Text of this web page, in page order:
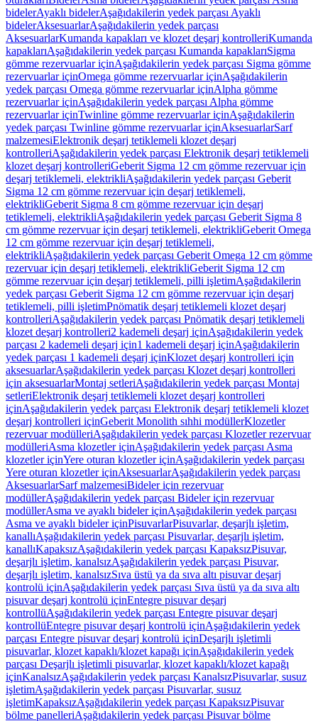
bidelerAyaklı bidelerAşağıdakilerin yedek parçası Ayaklı
bidelerAksesuarlarAşağıdakilerin yedek parçası
AksesuarlarKumanda kapakları ve klozet deşarj kontrolleriKumanda
kapaklarıAşağıdakilerin yedek parçası Kumanda kapaklarıSigma
gömme rezervuarlar içinAşağıdakilerin yedek parçası Sigma gömme
rezervuarlar içinOmega gömme rezervuarlar içinAşağıdakilerin
yedek parçası Omega gömme rezervuarlar içinAlpha gömme
rezervuarlar içinAşağıdakilerin yedek parçası Alpha gömme
rezervuarlar içinTwinline gömme rezervuarlar içinAşağıdakilerin
yedek parçası Twinline gömme rezervuarlar içinAksesuarlarSarf
malzemesiElektronik deşarj tetiklemeli klozet deşarj
kontrolleriAşağıdakilerin yedek parçası Elektronik deşarj tetiklemeli
klozet deşarj kontrolleriGeberit Sigma 12 cm gömme rezervuar için
deşarj tetiklemeli, elektrikliAşağıdakilerin yedek parçası Geberit
Sigma 12 cm gömme rezervuar için deşarj tetiklemeli,
elektrikliGeberit Sigma 8 cm gömme rezervuar için deşarj
tetiklemeli, elektrikliAşağıdakilerin yedek parçası Geberit Sigma 8
cm gömme rezervuar için deşarj tetiklemeli, elektrikliGeberit Omega
12 cm gömme rezervuar için deşarj tetiklemeli,
elektrikliAşağıdakilerin yedek parçası Geberit Omega 12 cm gömme
rezervuar için deşarj tetiklemeli, elektrikliGeberit Sigma 12 cm
gömme rezervuar için deşarj tetiklemeli, pilli işletimAşağıdakilerin
yedek parçası Geberit Sigma 12 cm gömme rezervuar için deşarj
tetiklemeli, pilli işletimPnömatik deşarj tetiklemeli klozet deşarj
kontrolleriAşağıdakilerin yedek parçası Pnömatik deşarj tetiklemeli
klozet deşarj kontrolleri2 kademeli deşarj içinAşağıdakilerin yedek
parçası 2 kademeli deşarj için1 kademeli deşarj içinAşağıdakilerin
yedek parçası 1 kademeli deşarj içinKlozet deşarj kontrolleri için
aksesuarlarAşağıdakilerin yedek parçası Klozet deşarj kontrolleri
için aksesuarlarMontaj setleriAşağıdakilerin yedek parçası Montaj
setleriElektronik deşarj tetiklemeli klozet deşarj kontrolleri
içinAşağıdakilerin yedek parçası Elektronik deşarj tetiklemeli klozet
deşarj kontrolleri içinGeberit Monolith sıhhi modüllerKlozetler
rezervuar modülleriAşağıdakilerin yedek parçası Klozetler rezervuar
modülleriAsma klozetler içinAşağıdakilerin yedek parçası Asma
klozetler içinYere oturan klozetler içinAşağıdakilerin yedek parçası
Yere oturan klozetler içinAksesuarlarAşağıdakilerin yedek parçası
AksesuarlarSarf malzemesiBideler için rezervuar
modüllerAşağıdakilerin yedek parçası Bideler için rezervuar
modüllerAsma ve ayaklı bideler içinAşağıdakilerin yedek parçası
Asma ve ayaklı bideler içinPisuvarlarPisuvarlar, deşarjlı işletim,
kanallıAşağıdakilerin yedek parçası Pisuvarlar, deşarjlı işletim,
kanallıKapaksızAşağıdakilerin yedek parçası KapaksızPisuvar,
deşarjlı işletim, kanalsızAşağıdakilerin yedek parçası Pisuvar,
deşarjlı işletim, kanalsızSıva üstü ya da sıva altı pisuvar deşarj
kontrolü içinAşağıdakilerin yedek parçası Sıva üstü ya da sıva altı
pisuvar deşarj kontrolü içinEntegre pisuvar deşarj
kontrollüAşağıdakilerin yedek parçası Entegre pisuvar deşarj
kontrollüEntegre pisuvar deşarj kontrolü içinAşağıdakilerin yedek
parçası Entegre pisuvar deşarj kontrolü içinDeşarjlı işletimli
pisuvarlar, klozet kapaklı/klozet kapağı içinAşağıdakilerin yedek
parçası Deşarjlı işletimli pisuvarlar, klozet kapaklı/klozet kapağı
içinKanalsızAşağıdakilerin yedek parçası KanalsızPisuvarlar, susuz
işletimAşağıdakilerin yedek parçası Pisuvarlar, susuz
işletimKapaksızAşağıdakilerin yedek parçası KapaksızPisuvar
bölme panelleriAşağıdakilerin yedek parçası Pisuvar bölme